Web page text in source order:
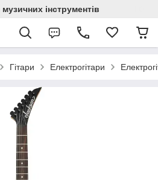
інструментів
Гітари Електрогітари